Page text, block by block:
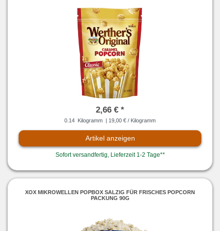
2,66 € *
0.14 Kilogramm | 19,00 € / Kilogramm
Artikel anzeigen
Sofort versandfertig, Lieferzeit 1-2 Tage**
XOX MIKROWELLEN POPBOX SALZIG FÜR FRISCHES POPCORN
PACKUNG 90G